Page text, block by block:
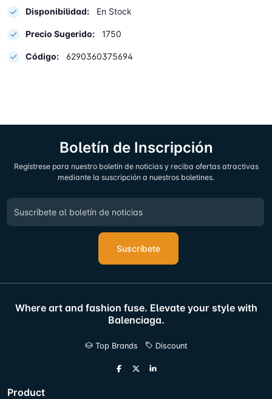
Disponibilidad:
En Stock
Precio Sugerido: 1750
Código: 6290360375694
Boletín de Inscripción
Regístrese para nuestro boletín de noticias y reciba ofertas atractivas
mediante la suscripción a nuestros boletines.
Suscríbete
Where art and fashion fuse. Elevate your style with
Balenciaga.
Top Brands Discount
Product